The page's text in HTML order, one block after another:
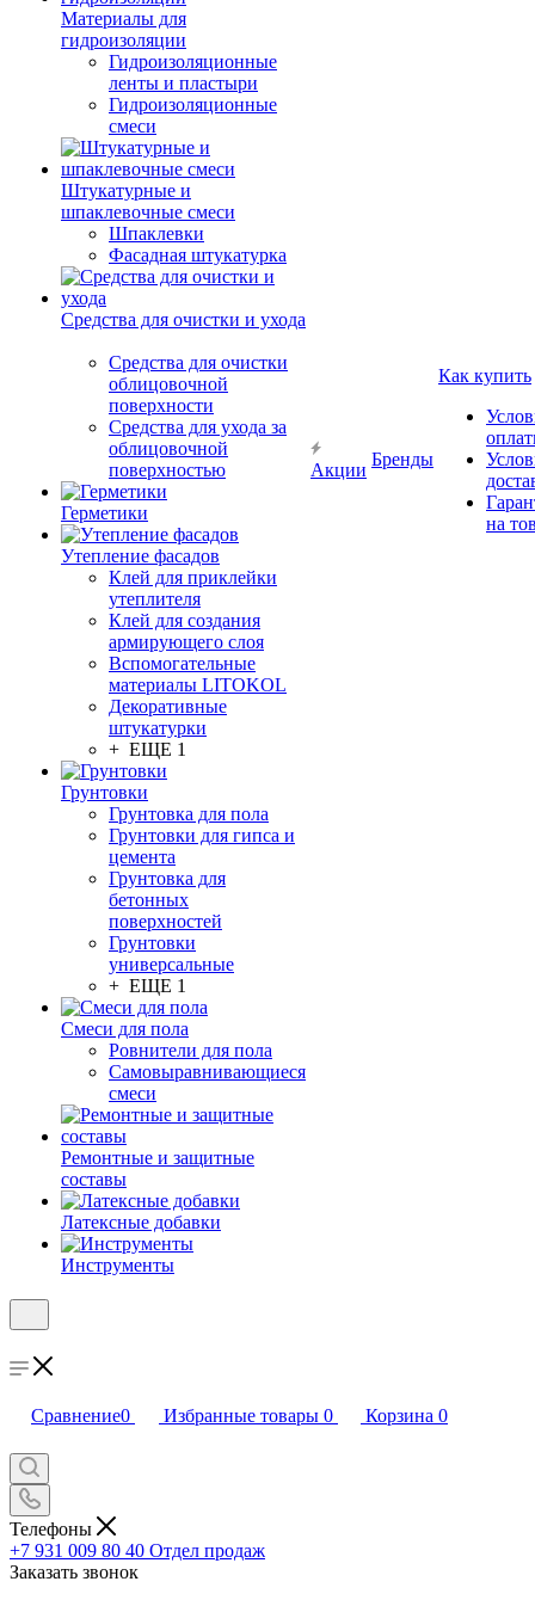
Материалы для
гидроизоляции
Гидроизоляционные
ленты и пластыри
Гидроизоляционные
смеси
Штукатурные и
шпаклевочные смеси
Шпаклевки
Фасадная штукатурка
Средства для очистки и ухода
Средства для очистки
облицовочной
поверхности
Средства для ухода за
облицовочной
поверхностью
Герметики
Утепление фасадов
Клей для приклейки
утеплителя
Клей для создания
армирующего слоя
Вспомогательные
материалы LITOKOL
Декоративные
штукатурки
+ ЕЩЕ 1
Грунтовки
Грунтовка для пола
Грунтовки для гипса и
цемента
Грунтовка для
бетонных
поверхностей
Грунтовки
универсальные
+ ЕЩЕ 1
Смеси для пола
Ровнители для пола
Самовыравнивающиеся
смеси
Ремонтные и защитные
составы
Латексные добавки
Инструменты
Акции
Бренды
Как купить
на
Сравнение0 Избранные товары 0 Корзина 0
Телефоны
+7 931 009 80 40 Отдел продаж
Заказать звонок